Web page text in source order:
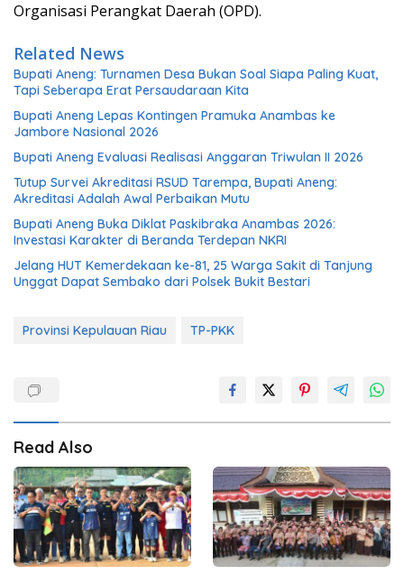
Organisasi Perangkat Daerah (OPD).
Related News
Bupati Aneng: Turnamen Desa Bukan Soal Siapa Paling Kuat,
Tapi Seberapa Erat Persaudaraan Kita
Bupati Aneng Lepas Kontingen Pramuka Anambas ke
Jambore Nasional 2026
Bupati Aneng Evaluasi Realisasi Anggaran Triwulan II 2026
Tutup Survei Akreditasi RSUD Tarempa, Bupati Aneng:
Akreditasi Adalah Awal Perbaikan Mutu
Bupati Aneng Buka Diklat Paskibraka Anambas 2026:
Investasi Karakter di Beranda Terdepan NKRI
Jelang HUT Kemerdekaan ke-81, 25 Warga Sakit di Tanjung
Unggat Dapat Sembako dari Polsek Bukit Bestari
Provinsi Kepulauan Riau TP-PKK
Read Also